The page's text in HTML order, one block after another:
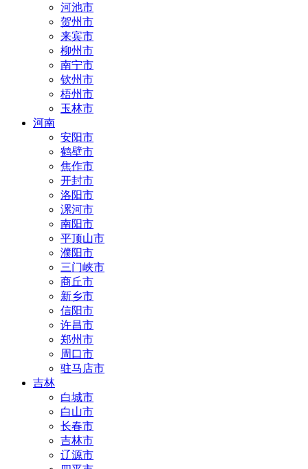
河池市
贺州市
来宾市
柳州市
南宁市
钦州市
梧州市
玉林市
河南
安阳市
鹤壁市
焦作市
开封市
洛阳市
漯河市
南阳市
平顶山市
濮阳市
三门峡市
商丘市
新乡市
信阳市
许昌市
郑州市
周口市
驻马店市
吉林
白城市
白山市
长春市
吉林市
辽源市